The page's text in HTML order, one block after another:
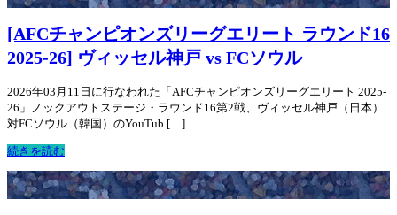
[AFCチャンピオンズリーグエリート ラウンド16
2025-26] ヴィッセル神戸 vs FCソウル
2026年03月11日に行なわれた「AFCチャンピオンズリーグエリート 2025-
26」ノックアウトステージ・ラウンド16第2戦、ヴィッセル神戸（日本）
対FCソウル（韓国）のYouTub […]
続きを読む